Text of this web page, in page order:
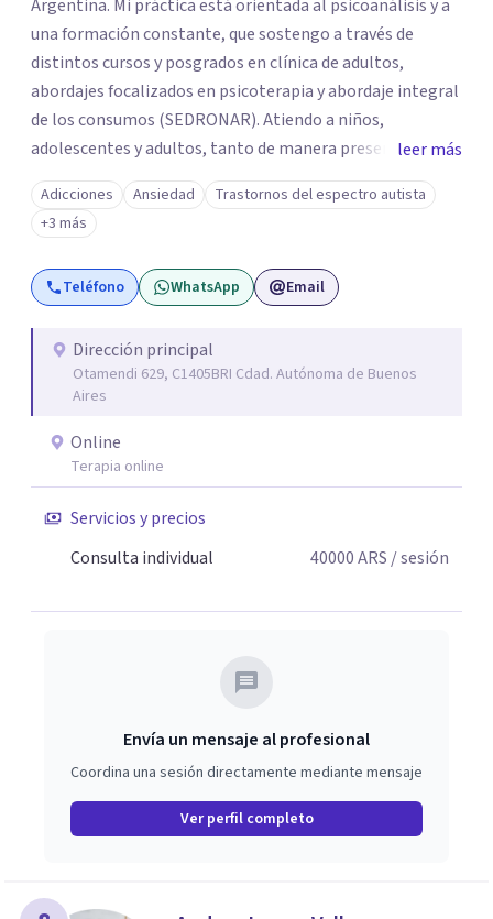
Argentina. Mi práctica está orientada al psicoanálisis y a
una formación constante, que sostengo a través de
distintos cursos y posgrados en clínica de adultos,
abordajes focalizados en psicoterapia y abordaje integral
de los consumos (SEDRONAR). Atiendo a niños,
adolescentes y adultos, tanto de manera presencial
como online. Trabajo con distintas problemáticas como
depresión, ataques de pánico, adicciones, trastornos
alimentarios, trastornos del espectro autista (TEA) y
otras situaciones que generan malestar. Entiendo que
cada persona llega con una historia única, por eso el
quien consulta.
leer más
Adicciones Ansiedad
Trastornos del espectro autista
+3 más
Teléfono WhatsApp Email
Dirección principal
Otamendi 629, C1405BRI Cdad. Autónoma de Buenos
Aires
Online
Terapia online
Servicios y precios
Consulta individual
40000ARS / sesión
Envía un mensaje al profesional
Coordina una sesión directamente mediante mensaje
Ver perfil completo